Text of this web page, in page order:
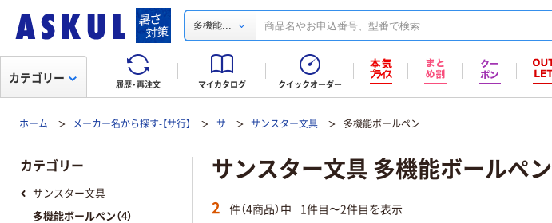
多機能...
履歴・再注文 マイカタログ クイックオーダー
カテゴリー
ホーム メーカー名から探す-【サ行】 サ サンスター文具 多機能ボールペン
サンスター文具 多機能ボールペン
2 件（4商品）中 1件目〜2件目を表示
カテゴリー
サンスター文具
多機能ボールペン（4）